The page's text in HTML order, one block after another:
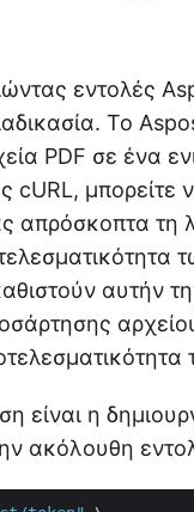
εντολές
Το
PDF σε ένα
μπορείτε
απρόσκοπτα τη
αυτήν
η
ακόλουθη